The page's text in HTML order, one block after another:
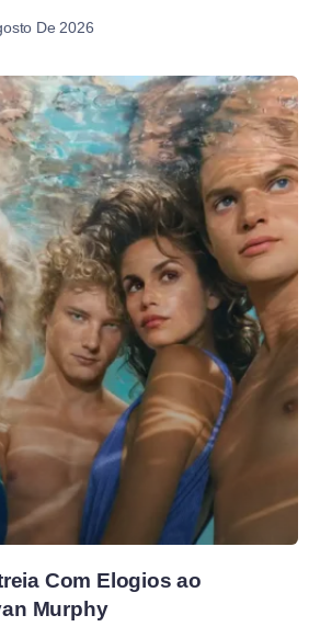
De 2026
Com Elogios ao
Murphy